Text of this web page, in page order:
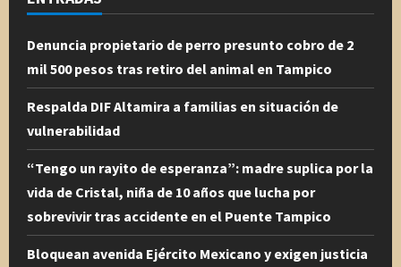
Denuncia propietario de perro presunto cobro de 2
mil 500 pesos tras retiro del animal en Tampico
Respalda DIF Altamira a familias en situación de
vulnerabilidad
“Tengo un rayito de esperanza”: madre suplica por la
vida de Cristal, niña de 10 años que lucha por
sobrevivir tras accidente en el Puente Tampico
Bloquean avenida Ejército Mexicano y exigen justicia